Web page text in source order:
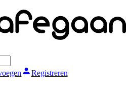
Registreren